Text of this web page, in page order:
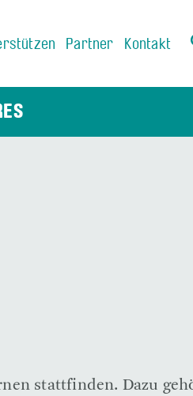
Partner Kontakt
stattfinden. Dazu